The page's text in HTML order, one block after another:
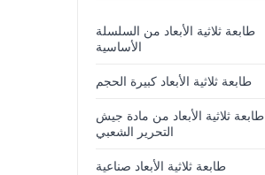
طابعة ثلاثية الأبعاد من السلسلة
الأساسية
طابعة ثلاثية الأبعاد كبيرة الحجم
طابعة ثلاثية الأبعاد من مادة جيش
التحرير الشعبي
طابعة ثلاثية الأبعاد صناعية